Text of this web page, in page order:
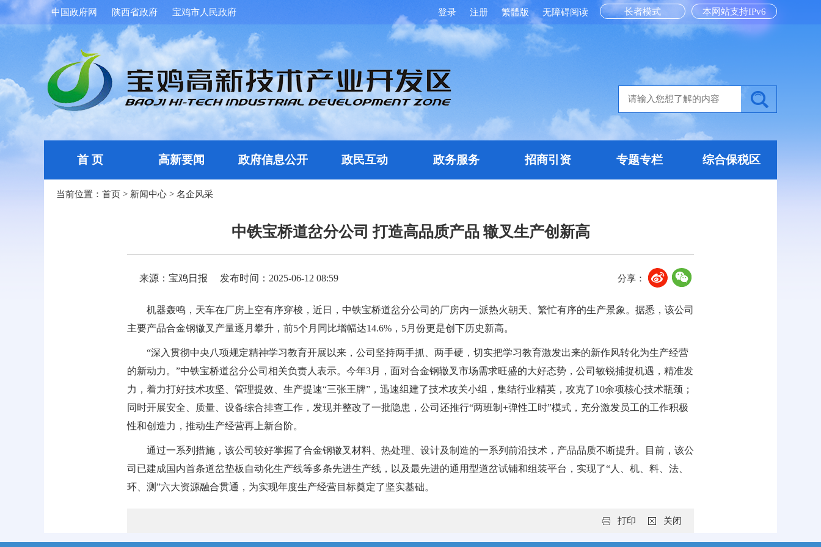
中国政府网 陕西省政府 宝鸡市人民政府 本网站支持IPv6
长者模式
登录 注册 繁體版 无障碍阅读
首 页 高新要闻 政府信息公开 政民互动 政务服务 招商引资 专题专栏 综合保税区
当前位置： 首页 > 新闻中心 > 名企风采
中铁宝桥道岔分公司 打造高品质产品 辙叉生产创新高
来源：宝鸡日报 发布时间：2025-06-12 08:59 分享：
机器轰鸣，天车在厂房上空有序穿梭，近日，中铁宝桥道岔分公司的厂房内一派热火朝天、繁忙有序的生产景象。据悉，该公司
主要产品合金钢辙叉产量逐月攀升，前5个月同比增幅达14.6%，5月份更是创下历史新高。
“深入贯彻中央八项规定精神学习教育开展以来，公司坚持两手抓、两手硬，切实把学习教育激发出来的新作风转化为生产经营
的新动力。”中铁宝桥道岔分公司相关负责人表示。今年3月，面对合金钢辙叉市场需求旺盛的大好态势，公司敏锐捕捉机遇，精准发
力，着力打好技术攻坚、管理提效、生产提速“三张王牌”，迅速组建了技术攻关小组，集结行业精英，攻克了10余项核心技术瓶颈；
同时开展安全、质量、设备综合排查工作，发现并整改了一批隐患，公司还推行“两班制+弹性工时”模式，充分激发员工的工作积极
性和创造力，推动生产经营再上新台阶。
通过一系列措施，该公司较好掌握了合金钢辙叉材料、热处理、设计及制造的一系列前沿技术，产品品质不断提升。目前，该公
司已建成国内首条道岔垫板自动化生产线等多条先进生产线，以及最先进的通用型道岔试铺和组装平台，实现了“人、机、料、法、
环、测”六大资源融合贯通，为实现年度生产经营目标奠定了坚实基础。
关闭
打印